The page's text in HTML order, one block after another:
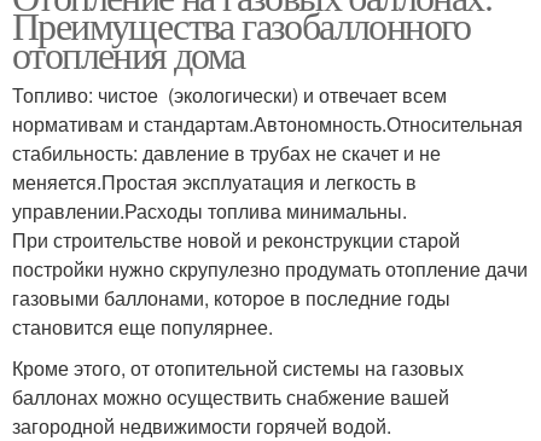
Преимущества газобаллонного
отопления дома
Топливо: чистое (экологически) и отвечает всем
нормативам и стандартам.Автономность.Относительная
стабильность: давление в трубах не скачет и не
меняется.Простая эксплуатация и легкость в
управлении.Расходы топлива минимальны.
При строительстве новой и реконструкции старой
постройки нужно скрупулезно продумать отопление дачи
газовыми баллонами, которое в последние годы
становится еще популярнее.
Кроме этого, от отопительной системы на газовых
баллонах можно осуществить снабжение вашей
загородной недвижимости горячей водой.